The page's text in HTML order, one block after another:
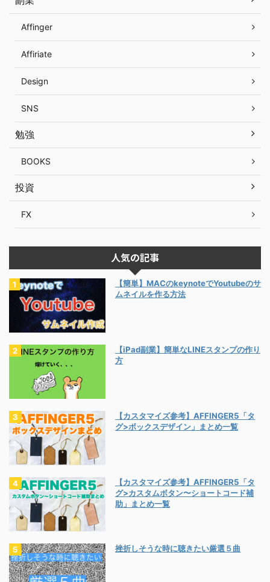
Affinger
Affiriate
Design
SNS
勉強
BOOKS
投資
FX
人気の記事
【簡単】MACのkeynoteでYoutubeのサ
ムネイルを作る方法
【iPad副業】簡単なLINEスタンプの作り
方
【カスタマイズ参考】AFFINGER5「タ
グ>ボックスデザイン」まとめ一覧
【カスタマイズ参考】AFFINGER5「タ
グ>カスタムボタン〜ショートコード補
助」まとめ一覧
挫折しそうな時に聴きたい厳選５曲